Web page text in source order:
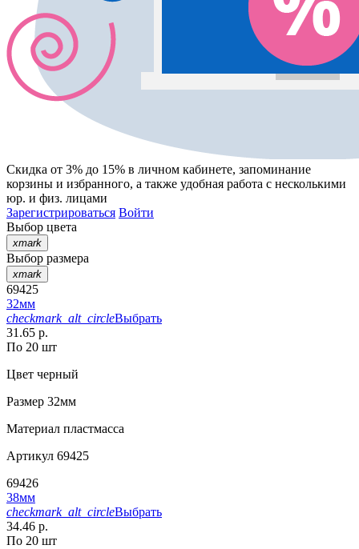
Скидка от 3% до 15% в личном кабинете, запоминание
корзины и избранного, а также удобная работа с несколькими
юр. и физ. лицами
Зарегистрироваться Войти
Выбор цвета
xmark
Выбор размера
xmark
69425
32мм
checkmark_alt_circleВыбрать
31.65 р.
По 20 шт
Цвет черный
Размер 32мм
Материал пластмасса
Артикул 69425
69426
38мм
checkmark_alt_circleВыбрать
34.46 р.
По 20 шт